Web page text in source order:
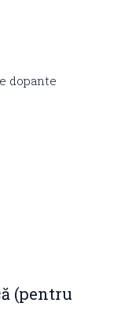
dopante
(pentru